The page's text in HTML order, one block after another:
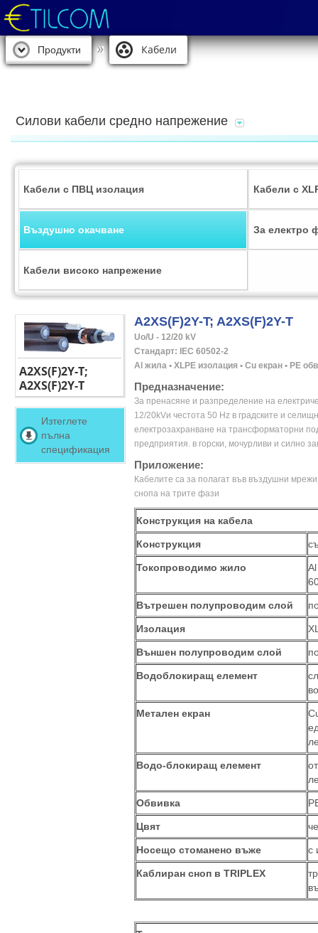
Продукти Кабели
Силови кабели средно напрежение
Кабели с ПВЦ изолация Кабели с
Въздушно окачване За електро
Кабели високо напрежение
A2XS(F)2Y-T;
A2XS(F)2Y-T
Изтеглете
пълна
спецификация
A2XS(F)2Y-T; A2XS(F)2Y-T
Uo/U - 12/20 kV
Стандарт: IEC 60502-2
Al жила • XLPE изолация • Cu екран • PЕ
Предназначение:
За пренасяне и разпределение на
12/20kVи честота 50 Hz в градските и
електрозахранване на трансформаторни
предприятия. в горски, мочурливи и силно
Приложение:
Кабелите са за полагат във въздушни
снопа на трите фази
Конструкция на кабела
Конструкция
Токопроводимо жило
Вътрешен полупроводим слой
Изолация
Външен полупроводим слой
Водоблокиращ елемент
Метален екран
Водо-блокиращ елемент
Обвивка
Цвят
Носещо стоманено въже с
Каблиран сноп в TRIPLEX